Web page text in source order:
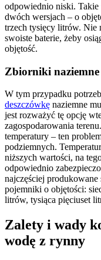
odpowiednio niski.
dwóch wersjach – o
trzech tysięcy litrów. Nie
swoiste baterie, żeby
objętość.
Zbiorniki naziemne
W tym przypadku
deszczówkę naziemne
jest rozważyć tę opcję
zagospodarowania
temperatury – ten
podziemnych.
niższych wartości, na
odpowiednio
najczęściej produkowane
pojemniki o objętości:
litrów, tysiąca pięciuset
Zalety i wady
wodę z rynny